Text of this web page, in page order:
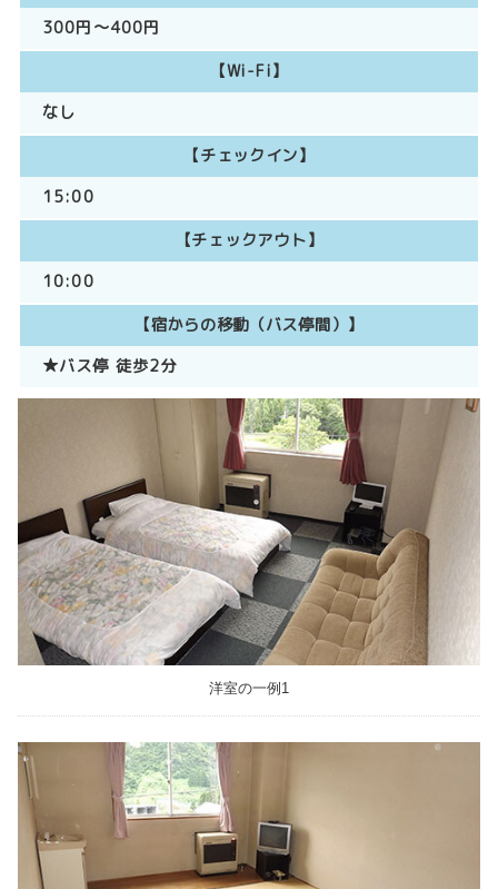
300円～400円
【Wi-Fi】
なし
【チェックイン】
15:00
【チェックアウト】
10:00
【宿からの移動（バス停間）】
★バス停 徒歩2分
洋室の一例1